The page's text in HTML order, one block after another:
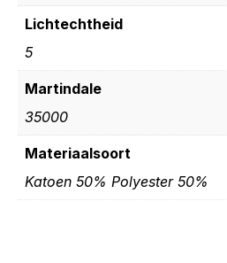
Lichtechtheid
5
Martindale
35000
Materiaalsoort
Katoen 50% Polyester 50%